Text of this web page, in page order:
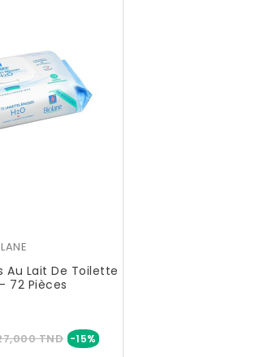
Au Lait De Toilette
72 Pièces
TND -15% Prix